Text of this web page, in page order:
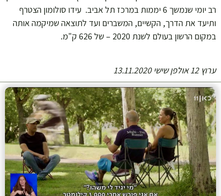
רב יומי שנמשך 6 יממות במרכז תל אביב. עידו סולומון הצטרף
ותיעד את הדרך, הקשיים, המשברים ועד לתוצאה שמיקמה אותה
במקום הרשון בעולם לשנת 2020 – של 626 ק"מ.
ערוץ 12 אולפן שישי 13.11.2020